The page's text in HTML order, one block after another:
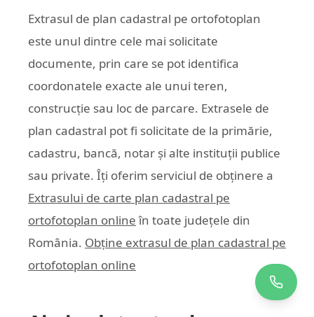
Extrasul de plan cadastral pe ortofotoplan
este unul dintre cele mai solicitate
documente, prin care se pot identifica
coordonatele exacte ale unui teren,
construcție sau loc de parcare. Extrasele de
plan cadastral pot fi solicitate de la primărie,
cadastru, bancă, notar și alte instituții publice
sau private. Îți oferim serviciul de obținere a
Extrasului de carte plan cadastral pe
ortofotoplan online în toate județele din
România. Obține extrasul de plan cadastral pe
ortofotoplan online